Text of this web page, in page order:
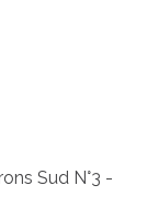
Sud N°3 -